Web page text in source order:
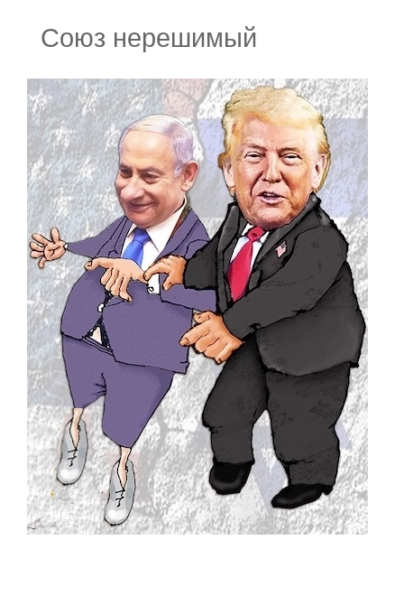
Союз нерешимый